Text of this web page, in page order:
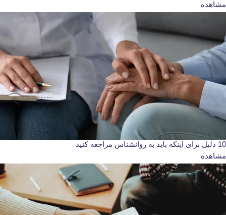
مشاهده
10 دلیل برای اینکه باید به روانشناس مراجعه کنید
مشاهده